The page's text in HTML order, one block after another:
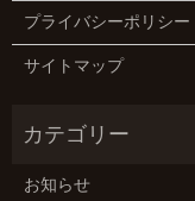
プライバシーポリシー
サイトマップ
お知らせ